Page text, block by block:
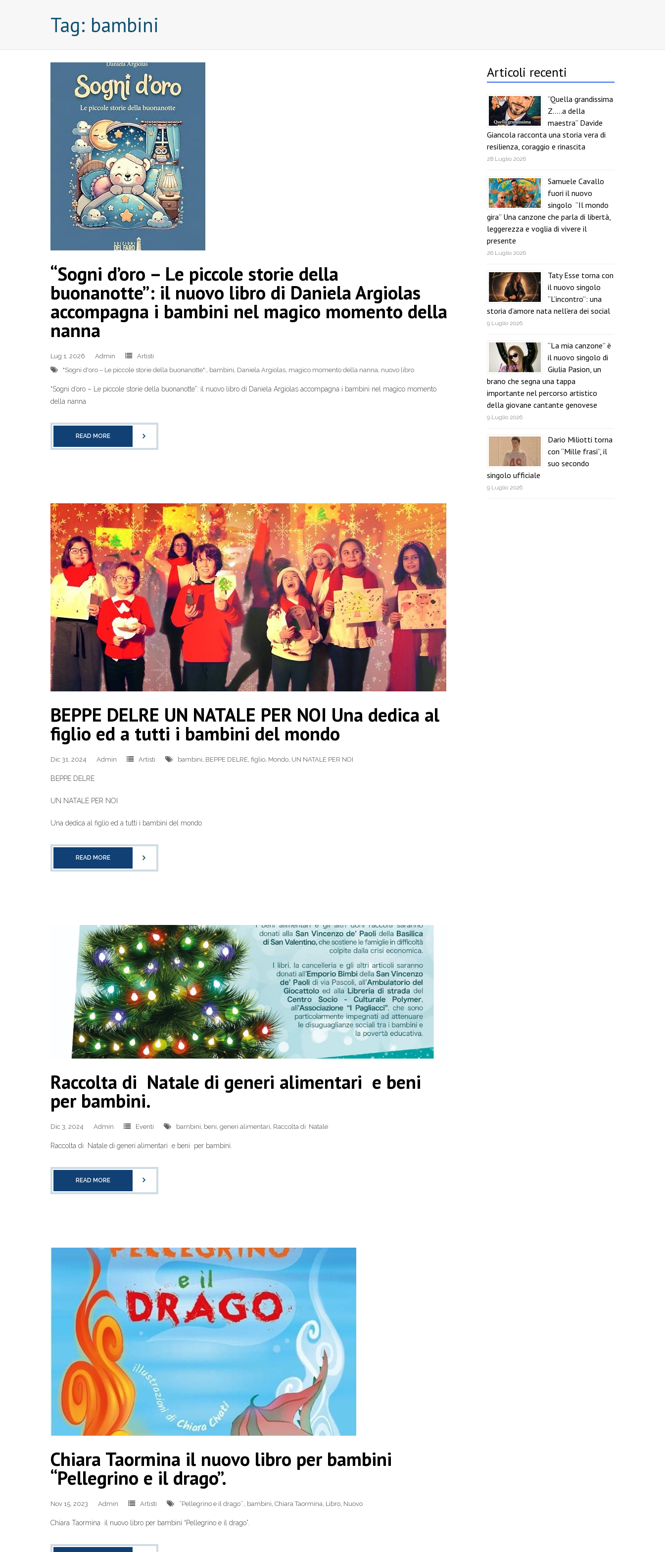
Tag: bambini
“Sogni d’oro – Le piccole storie della
buonanotte”: il nuovo libro di Daniela Argiolas
accompagna i bambini nel magico momento della
nanna
Lug 1, 2026 Admin
Artisti
"Sogni d'oro – Le piccole storie della buonanotte":, bambini, Daniela Argiolas, magico momento della nanna, nuovo libro
“Sogni d’oro – Le piccole storie della buonanotte”: il nuovo libro di Daniela Argiolas accompagna i bambini nel magico momento
della nanna
READ MORE
BEPPE DELRE UN NATALE PER NOI Una dedica al
figlio ed a tutti i bambini del mondo
Dic 31, 2024 Admin Artisti bambini, BEPPE DELRE, figlio, Mondo, UN NATALE PER NOI
BEPPE DELRE
UN NATALE PER NOI
Una dedica al figlio ed a tutti i bambini del mondo
READ MORE
Raccolta di Natale di generi alimentari e beni
per bambini.
Dic 3, 2024 Admin Eventi bambini beni generi alimentari Raccolta di Natale
Raccolta di Natale di generi alimentari e beni per bambini.
READ MORE
Chiara Taormina il nuovo libro per bambini
“Pellegrino e il drago”.
Nov 15, 2023 Admin Artisti “Pellegrino e il drago”. bambini Chiara Taormina Libro Nuovo
Chiara Taormina il nuovo libro per bambini “Pellegrino e il drago”.
Articoli recenti
“Quella grandissima
Z…..a della
maestra” Davide
Giancola racconta una storia vera di
resilienza, coraggio e rinascita
28 Luglio 2026
Samuele Cavallo
fuori il nuovo
singolo “Il mondo
gira” Una canzone che parla di libertà,
leggerezza e voglia di vivere il
presente
26 Luglio 2026
Taty Esse torna con
il nuovo singolo
“L’incontro”: una
storia d’amore nata nell’era dei social
9 Luglio 2026
“La mia canzone” è
il nuovo singolo di
Giulia Pasion, un
brano che segna una tappa
importante nel percorso artistico
della giovane cantante genovese
9 Luglio 2026
Dario Miliotti torna
con “Mille frasi”, il
suo secondo
singolo ufficiale
9 Luglio 2026